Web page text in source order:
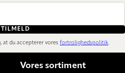
TILMELD
at du accepterer vores fortrolighedspolitik.
Vores sortiment